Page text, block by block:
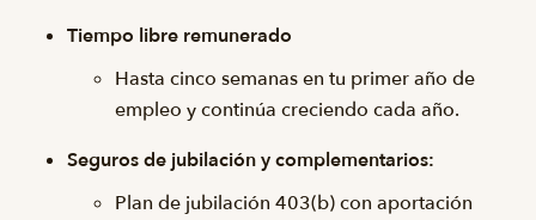
Tiempo libre remunerado
Hasta cinco semanas en tu primer año de
empleo y continúa creciendo cada año.
Seguros de jubilación y complementarios:
Plan de jubilación 403(b) con aportación